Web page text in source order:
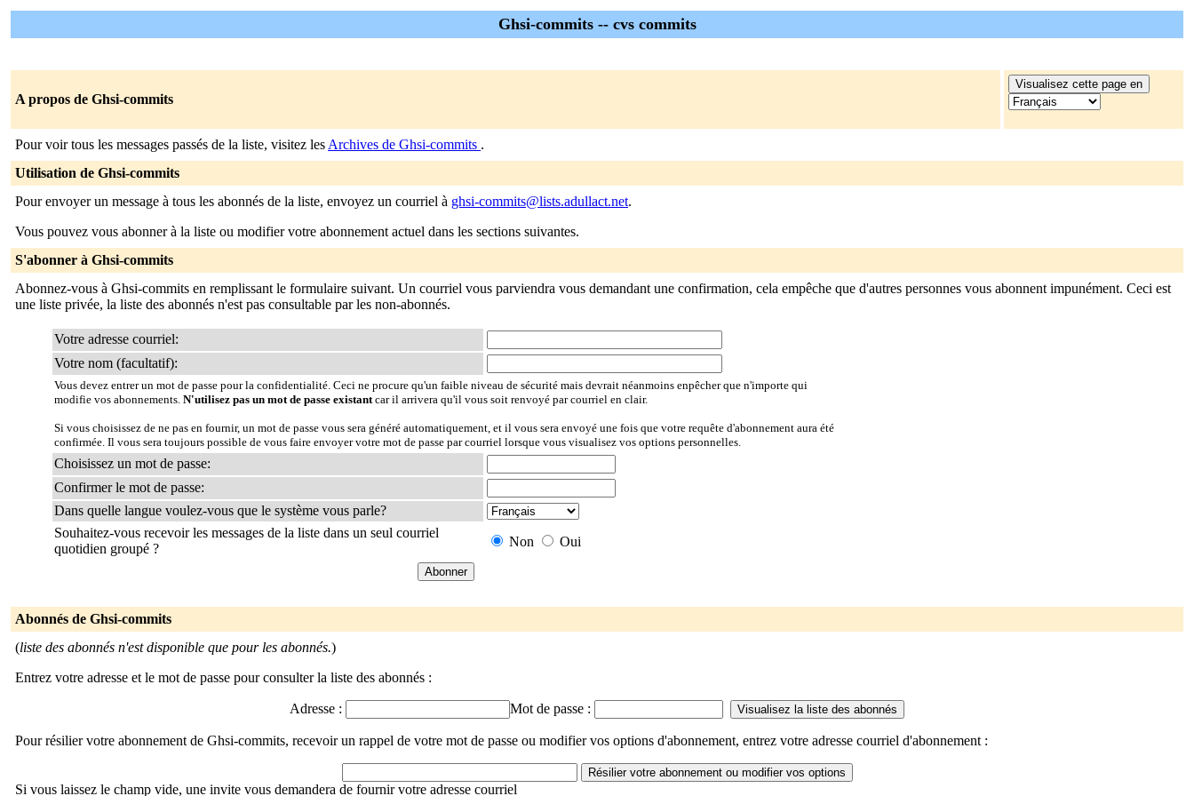
Ghsi-commits -- cvs commits
A propos de Ghsi-commits
Pour voir tous les messages passés de la liste, visitez les Archives de Ghsi-commits .
Utilisation de Ghsi-commits
Pour envoyer un message à tous les abonnés de la liste, envoyez un courriel à ghsi-commits@lists.adullact.net.
Vous pouvez vous abonner à la liste ou modifier votre abonnement actuel dans les sections suivantes.
S'abonner à Ghsi-commits
Abonnez-vous à Ghsi-commits en remplissant le formulaire suivant. Un courriel vous parviendra vous demandant une confirmation, cela empêche que d'autres personnes vous abonnent impunément. Ceci est
une liste privée, la liste des abonnés n'est pas consultable par les non-abonnés.
Votre adresse courriel:
Votre nom (facultatif):
Vous devez entrer un mot de passe pour la confidentialité. Ceci ne procure qu'un faible niveau de sécurité mais devrait néanmoins enpêcher que n'importe qui
modifie vos abonnements. N'utilisez pas un mot de passe existantcar il arrivera qu'il vous soit renvoyé par courriel en clair.
Si vous choisissez de ne pas en fournir, un mot de passe vous sera généré automatiquement, et il vous sera envoyé une fois que votre requête d'abonnement aura été
confirmée. Il vous sera toujours possible de vous faire envoyer votre mot de passe par courriel lorsque vous visualisez vos options personnelles.
Choisissez un mot de passe:
Confirmer le mot de passe:
Dans quelle langue voulez-vous que le système vous parle?
Souhaitez-vous recevoir les messages de la liste dans un seul courriel
quotidien groupé ?
Non Oui
Abonnés de Ghsi-commits
(liste des abonnés n'est disponible que pour les abonnés.)
Entrez votre adresse et le mot de passe pour consulter la liste des abonnés :
Adresse : Mot de passe :
Pour résilier votre abonnement de Ghsi-commits, recevoir un rappel de votre mot de passe ou modifier vos options d'abonnement, entrez votre adresse courriel d'abonnement :
Si vous laissez le champ vide, une invite vous demandera de fournir votre adresse courriel